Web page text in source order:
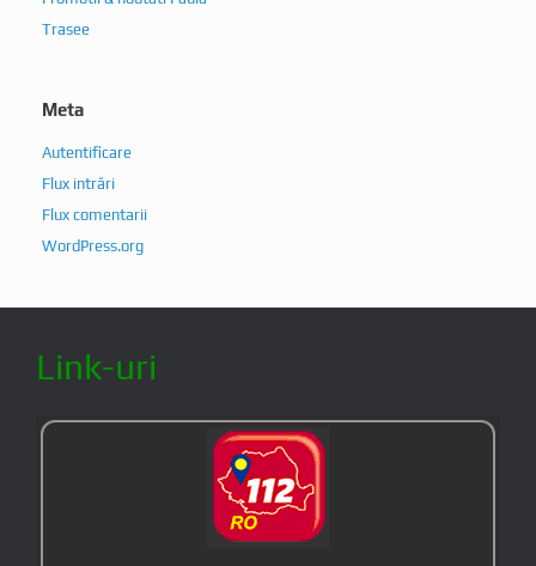
Trasee
Meta
Autentificare
Flux intrări
Flux comentarii
WordPress.org
Link-uri